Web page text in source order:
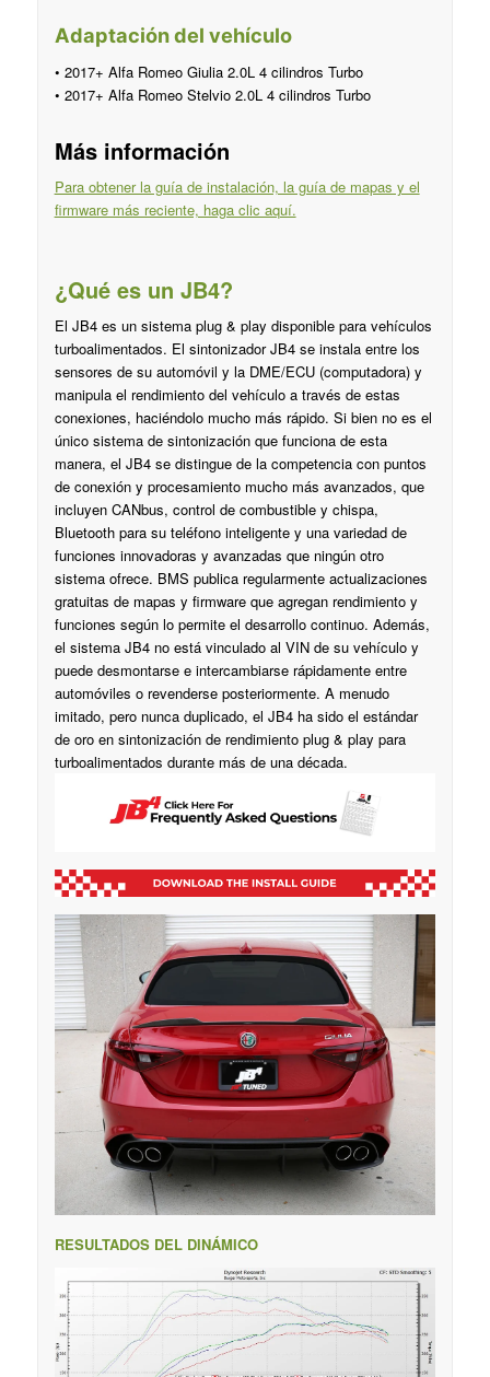
Adaptación del vehículo
• 2017+ Alfa Romeo Giulia 2.0L 4 cilindros Turbo
• 2017+ Alfa Romeo Stelvio 2.0L 4 cilindros Turbo
Más información
Para obtener la guía de instalación, la guía de mapas y el
firmware más reciente, haga clic aquí.
¿Qué es un JB4?
El JB4 es un sistema plug & play disponible para vehículos
turboalimentados. El sintonizador JB4 se instala entre los
sensores de su automóvil y la DME/ECU (computadora) y
manipula el rendimiento del vehículo a través de estas
conexiones, haciéndolo mucho más rápido. Si bien no es el
único sistema de sintonización que funciona de esta
manera, el JB4 se distingue de la competencia con puntos
de conexión y procesamiento mucho más avanzados, que
incluyen CANbus, control de combustible y chispa,
Bluetooth para su teléfono inteligente y una variedad de
funciones innovadoras y avanzadas que ningún otro
sistema ofrece. BMS publica regularmente actualizaciones
gratuitas de mapas y firmware que agregan rendimiento y
funciones según lo permite el desarrollo continuo. Además,
el sistema JB4 no está vinculado al VIN de su vehículo y
puede desmontarse e intercambiarse rápidamente entre
automóviles o revenderse posteriormente. A menudo
imitado, pero nunca duplicado, el JB4 ha sido el estándar
de oro en sintonización de rendimiento plug & play para
turboalimentados durante más de una década.
RESULTADOS DEL DINÁMICO